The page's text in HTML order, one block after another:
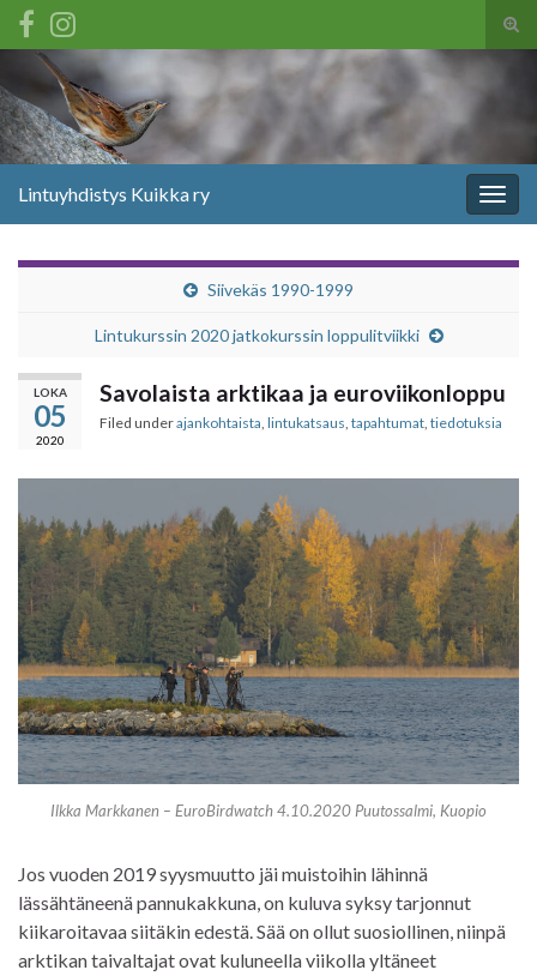
Search for:
Lintuyhdistys Kuikka ry
Siivekäs 1990-1999
Lintukurssin 2020 jatkokurssin loppulitviikki
LOKA
05
2020
Savolaista arktikaa ja euroviikonloppu
Filed underajankohtaista lintukatsaus tapahtumat tiedotuksia
Ilkka Markkanen – EuroBirdwatch 4.10.2020 Puutossalmi, Kuopio
Jos vuoden 2019 syysmuutto jäi muistoihin lähinnä
lässähtäneenä pannukakkuna, on kuluva syksy tarjonnut
kiikaroitavaa siitäkin edestä. Sää on ollut suosiollinen, niinpä
arktikan taivaltajat ovat kuluneella viikolla yltäneet